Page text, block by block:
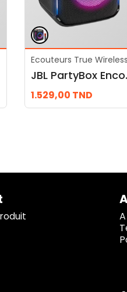
Ecouteurs True Wireless
1.529,00 TND